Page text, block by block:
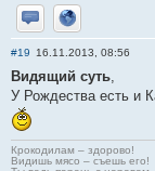
Отправить
Сайт
#19 16.11.2013, 08:56
Видящий суть,
У Рождества есть и
Крокодилам – здорово!
Видишь мясо – съешь его!